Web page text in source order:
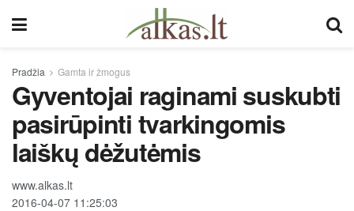
Pradžia Gamta ir žmogus
Gyventojai raginami suskubti
pasirūpinti tvarkingomis
laiškų dėžutėmis
www.alkas.lt
2016-04-07 11:25:03